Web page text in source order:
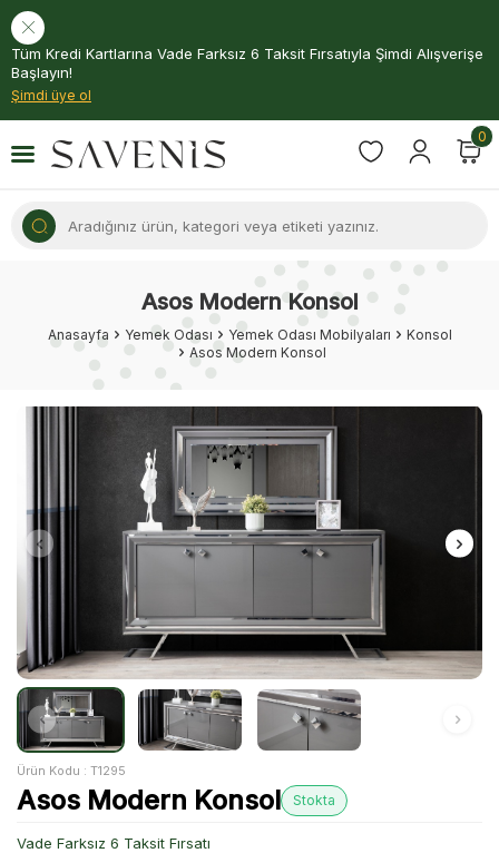
Tüm Kredi Kartlarına Vade Farksız 6 Taksit Fırsatıyla Şimdi Alışverişe
Başlayın!
Şimdi üye ol
0
Asos Modern Konsol
Anasayfa Yemek Odası Yemek Odası Mobilyaları
Konsol
Asos Modern Konsol
Ürün Kodu : T1295
Asos Modern Konsol Stokta
Vade Farksız 6 Taksit Fırsatı